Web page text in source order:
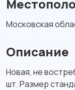
Московская
Описание
Новая, не
шт. Размер